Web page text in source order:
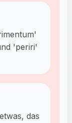
'periri'
das